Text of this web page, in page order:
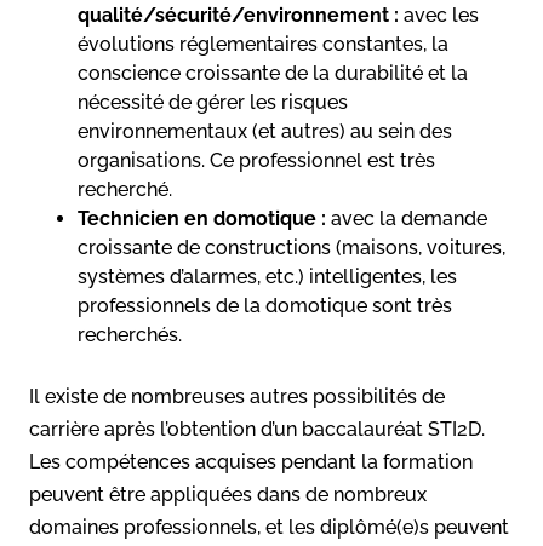
qualité/sécurité/environnement : avec les
évolutions réglementaires constantes, la
conscience croissante de la durabilité et la
nécessité de gérer les risques
environnementaux (et autres) au sein des
organisations. Ce professionnel est très
recherché.
Technicien en domotique : avec la demande
croissante de constructions (maisons, voitures,
systèmes d’alarmes, etc.) intelligentes, les
professionnels de la domotique sont très
recherchés.
Il existe de nombreuses autres possibilités de
carrière après l’obtention d’un baccalauréat STI2D.
Les compétences acquises pendant la formation
peuvent être appliquées dans de nombreux
domaines professionnels, et les diplômé(e)s peuvent